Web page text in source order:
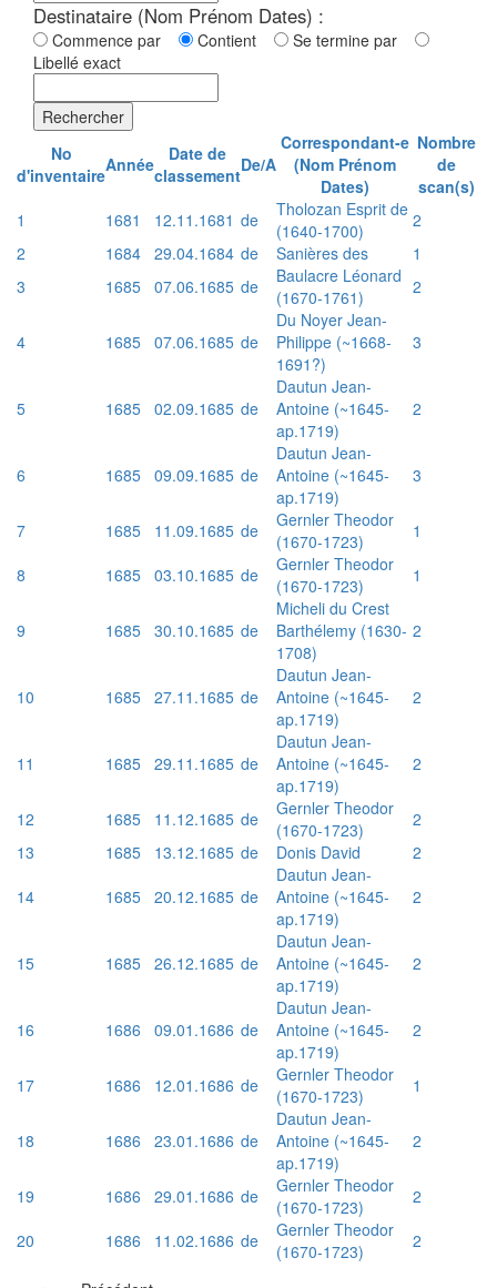
Destinataire (Nom Prénom Dates) :
Commence par Contient
Se termine par
Libellé exact
Rechercher
No
d'inventaireAnnée
Date de
classementDe/A
Correspondant-e
(Nom Prénom
Dates)
Nombre
de
scan(s)
1
1681 12.11.1681 de
Tholozan Esprit de
(1640-1700)
2
2
1684 29.04.1684 de Sanières des
1
3
1685 07.06.1685 de
Baulacre Léonard
(1670-1761)
2
4 1685 07.06.1685 de
Du Noyer Jean-
Philippe (~1668-
1691?)
3
5 1685 02.09.1685 de
Dautun Jean-
Antoine (~1645-
ap.1719)
2
6 1685 09.09.1685 de
Dautun Jean-
Antoine (~1645-
ap.1719)
3
7 1685 11.09.1685 de
Gernler Theodor
(1670-1723)
1
8
1685 03.10.1685 de
Gernler Theodor
(1670-1723)
1
9 1685 30.10.1685 de
Micheli du Crest
Barthélemy (1630-
1708)
2
10 1685 27.11.1685 de
Dautun Jean-
Antoine (~1645-
ap.1719)
2
11 1685 29.11.1685 de
Dautun Jean-
Antoine (~1645-
ap.1719)
2
12 1685 11.12.1685 de
Gernler Theodor
(1670-1723)
2
13
1685 13.12.1685 de Donis David
2
14
1685 20.12.1685 de
Dautun Jean-
Antoine (~1645-
ap.1719)
2
15 1685 26.12.1685 de
Dautun Jean-
Antoine (~1645-
ap.1719)
2
16 1686 09.01.1686 de
Dautun Jean-
Antoine (~1645-
ap.1719)
2
17 1686 12.01.1686 de
Gernler Theodor
(1670-1723)
1
18 1686 23.01.1686 de
Dautun Jean-
Antoine (~1645-
ap.1719)
2
19 1686 29.01.1686 de
Gernler Theodor
(1670-1723)
2
20
1686 11.02.1686 de
Gernler Theodor
(1670-1723)
2